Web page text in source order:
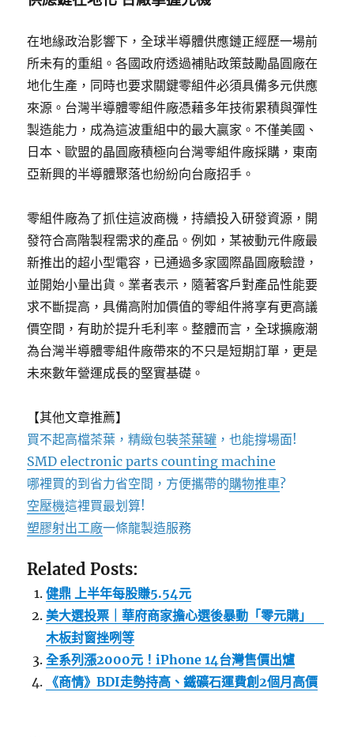
在地緣政治影響下，全球半導體供應鏈正經歷一場前
所未有的重組。各國政府透過補貼政策鼓勵晶圓廠在
地化生產，同時也要求關鍵零組件必須具備多元供應
來源。台灣半導體零組件廠憑藉多年技術累積與彈性
製造能力，成為這波重組中的最大贏家。不僅美國、
日本、歐盟的晶圓廠積極向台灣零組件廠採購，東南
亞新興的半導體聚落也紛紛向台廠招手。
零組件廠為了抓住這波商機，持續投入研發資源，開
發符合高階製程需求的產品。例如，某被動元件廠最
新推出的超小型電容，已通過多家國際晶圓廠驗證，
並開始小量出貨。業者表示，隨著客戶對產品性能要
求不斷提高，具備高附加價值的零組件將享有更高議
價空間，有助於提升毛利率。整體而言，全球擴廠潮
為台灣半導體零組件廠帶來的不只是短期訂單，更是
未來數年營運成長的堅實基礎。
【其他文章推薦】
買不起高檔茶葉，精緻包裝茶葉罐 ，也能撐場面!
SMD electronic parts counting machine
哪裡買的到省力省空間，方便攜帶的購物推車?
空壓機這裡買最划算!
塑膠射出工廠一條龍製造服務
Related Posts:
健鼎 上半年每股賺5.54元
美大選投票｜華府商家擔心選後暴動「零元購」
木板封窗挫咧等
全系列漲2000元！iPhone 14台灣售價出爐
《商情》BDI走勢持高、鐵礦石運費創2個月高價